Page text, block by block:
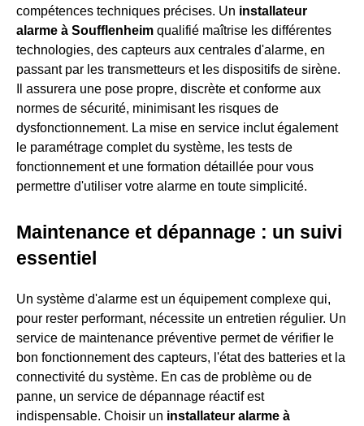
compétences techniques précises. Un installateur
alarme à Soufflenheim qualifié maîtrise les différentes
technologies, des capteurs aux centrales d'alarme, en
passant par les transmetteurs et les dispositifs de sirène.
Il assurera une pose propre, discrète et conforme aux
normes de sécurité, minimisant les risques de
dysfonctionnement. La mise en service inclut également
le paramétrage complet du système, les tests de
fonctionnement et une formation détaillée pour vous
permettre d'utiliser votre alarme en toute simplicité.
Maintenance et dépannage : un suivi
essentiel
Un système d'alarme est un équipement complexe qui,
pour rester performant, nécessite un entretien régulier. Un
service de maintenance préventive permet de vérifier le
bon fonctionnement des capteurs, l'état des batteries et la
connectivité du système. En cas de problème ou de
panne, un service de dépannage réactif est
indispensable. Choisir un installateur alarme à